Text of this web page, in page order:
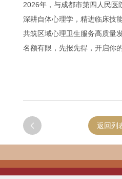
2026年，与成都市第四人民医
深耕自体心理学，精进临床技
共筑区域心理卫生服务高质量
名额有限，先报先得，开启你
 返回列